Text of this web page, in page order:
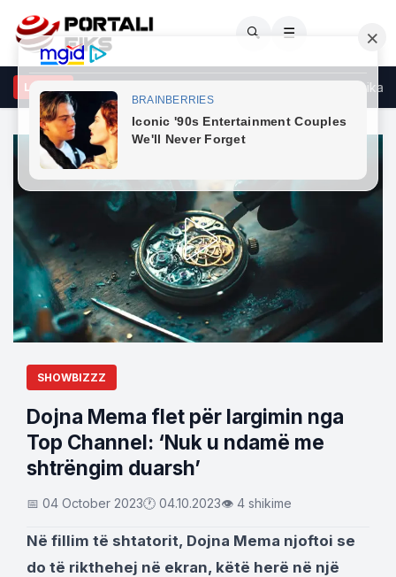
🔍 ☰
LAJME
në kufi, qytetarët presin me orë – kjo është gjendja në pikat
SHOWBIZZZ
Dojna Mema flet për largimin nga
Top Channel: ‘Nuk u ndamë me
shtrëngim duarsh’
📅 04 October 2023🕐 04.10.2023👁 4 shikime
Në fillim të shtatorit, Dojna Mema njoftoi se
do të rikthehej në ekran, këtë herë në një